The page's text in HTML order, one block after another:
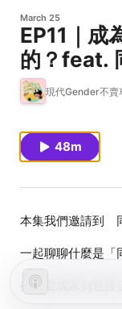
March 25
EP11｜成
的？feat.
璿萍）
現代Gender不賣
48m